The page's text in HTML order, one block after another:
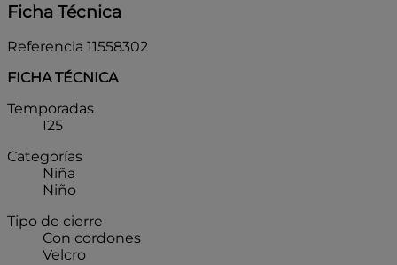
Ficha Técnica
Referencia 11558302
FICHA TÉCNICA
Temporadas
I25
Categorías
Niña
Niño
Tipo de cierre
Con cordones
Velcro